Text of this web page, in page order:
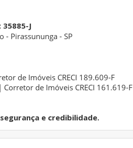
35885-J
- Pirassununga - SP
de Imóveis CRECI 189.609-F
de Imóveis CRECI 161.619-F
e credibilidade.